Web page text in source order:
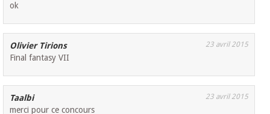
ok
Olivier Tirions 23 avril 2015
Final fantasy VII
Taalbi 23 avril 2015
merci pour ce concours